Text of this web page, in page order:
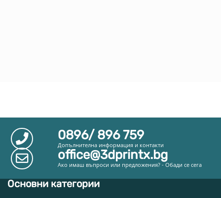
0896/ 896 759
Допълнителна информация и контакти
office@3dprintx.bg
Ако имаш въпроси или предложения? - Обади се сега
Основни категории